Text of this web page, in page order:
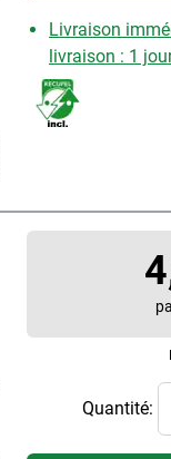
Livraison
livraison : 1
Quantité: